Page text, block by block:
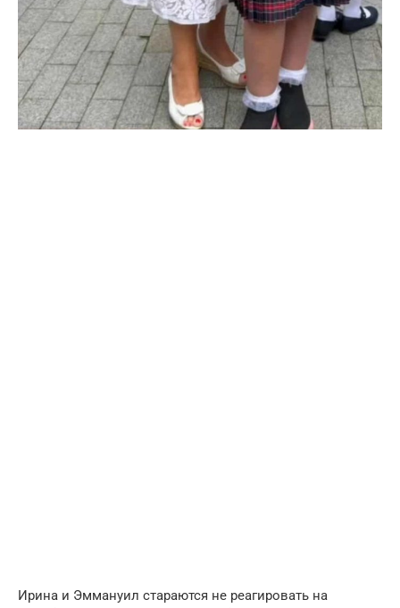
Ирина и Эммануил стараются не реагировать на